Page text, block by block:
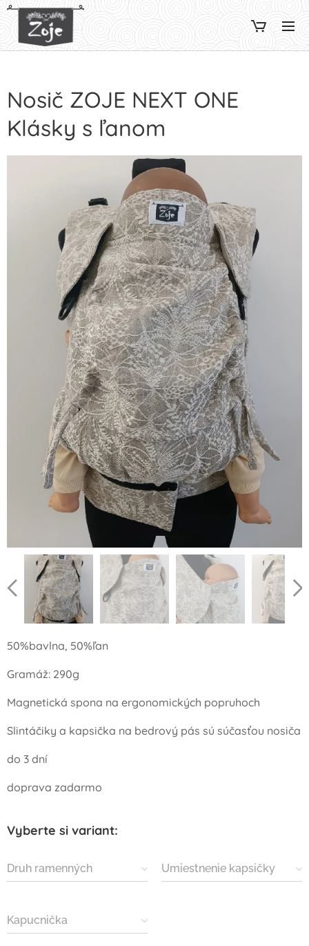
Nosič ZOJE NEXT ONE
Klásky s ľanom
50%bavlna, 50%ľan
Gramáž: 290g
Magnetická spona na ergonomických popruhoch
Slintáčiky a kapsička na bedrový pás sú súčasťou nosiča
do 3 dní
doprava zadarmo
Vyberte si variant:
Druh ramenných
Umiestnenie kapsičky
Kapucnička